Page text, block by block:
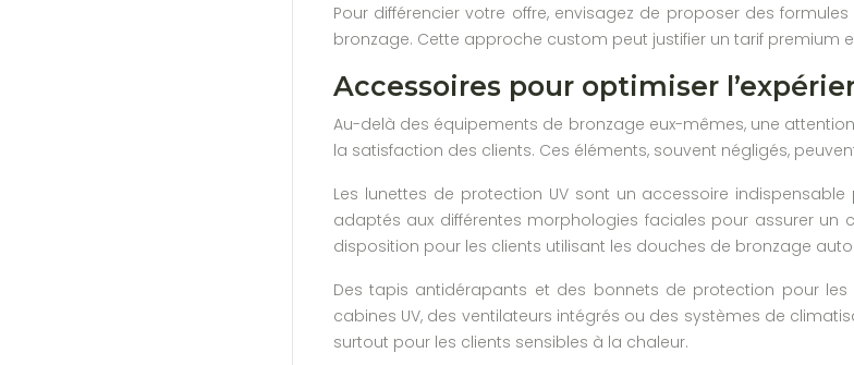
Pour différencier votre offre, envisagez de proposer des
bronzage. Cette approche custom peut justifier un tarif premium
Accessoires pour optimiser
Au-delà des équipements de bronzage eux-mêmes, une
la satisfaction des clients. Ces éléments, souvent négligés,
Les lunettes de protection UV sont un accessoire
adaptés aux différentes morphologies faciales pour assurer
disposition pour les clients utilisant les douches de bronzage
Des tapis antidérapants et des bonnets de protection pour
cabines UV, des ventilateurs intégrés ou des systèmes de
surtout pour les clients sensibles à la chaleur.